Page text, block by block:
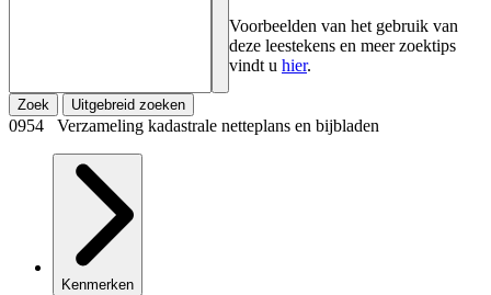
Voorbeelden van het gebruik van
deze leestekens en meer zoektips
vindt u hier.
Zoek Uitgebreid zoeken
0954 Verzameling kadastrale netteplans en bijbladen
Kenmerken